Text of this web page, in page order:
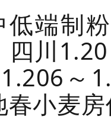
端制
四川
～
春小麦